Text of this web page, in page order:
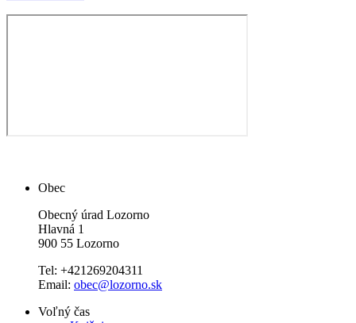
Obec
Obecný úrad Lozorno
Hlavná 1
900 55 Lozorno
Tel: +421269204311
Email: obec@lozorno.sk
Voľný čas